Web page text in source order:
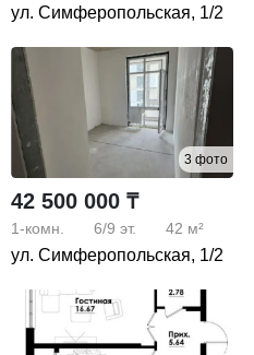
ул. Симферопольская, 1/2
3 фото
42 500 000 ₸
1-комн. 6/9 эт. 42 м²
ул. Симферопольская, 1/2